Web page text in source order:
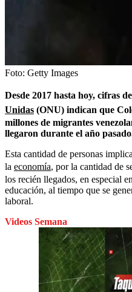
Foto: Getty Images
Desde 2017 hasta hoy, cifras
Unidas (ONU) indican que
millones de migrantes
llegaron durante el año
Esta cantidad de personas
la economía, por la cantidad de
los recién llegados, en especial
educación, al tiempo que se
laboral.
Videos Semana